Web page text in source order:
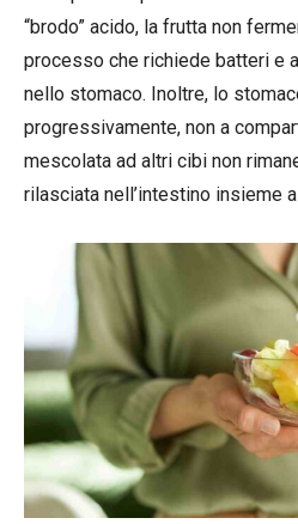
“brodo” acido, la frutta non
processo che richiede batteri e
nello stomaco. Inoltre, lo
progressivamente, non a
mescolata ad altri cibi non
rilasciata nell’intestino insieme